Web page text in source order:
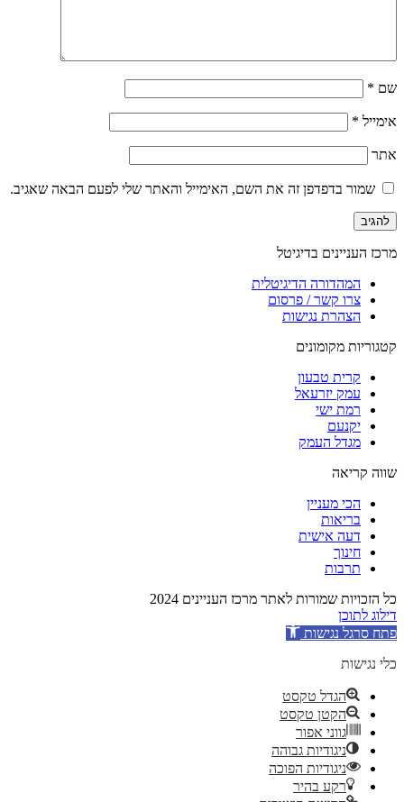
שם *
אימייל *
אתר
שמור בדפדפן זה את השם, האימייל והאתר שלי לפעם הבאה שאגיב.
מרכז העניינים בדיגיטל
המהדורה הדיגיטלית
צרו קשר / פרסום
הצהרת נגישות
קטגוריות מקומונים
קרית טבעון
עמק יזרעאל
רמת ישי
יקנעם
מגדל העמק
שווה קריאה
הכי מעניין
בריאות
דעה אישית
חינוך
תרבות
כל הזכויות שמורות לאתר מרכז העניינים 2024
דילוג לתוכן
פתח סרגל נגישות
כלי נגישות
הגדל טקסט
הקטן טקסט
גווני אפור
ניגודיות גבוהה
ניגודיות הפוכה
רקע בהיר